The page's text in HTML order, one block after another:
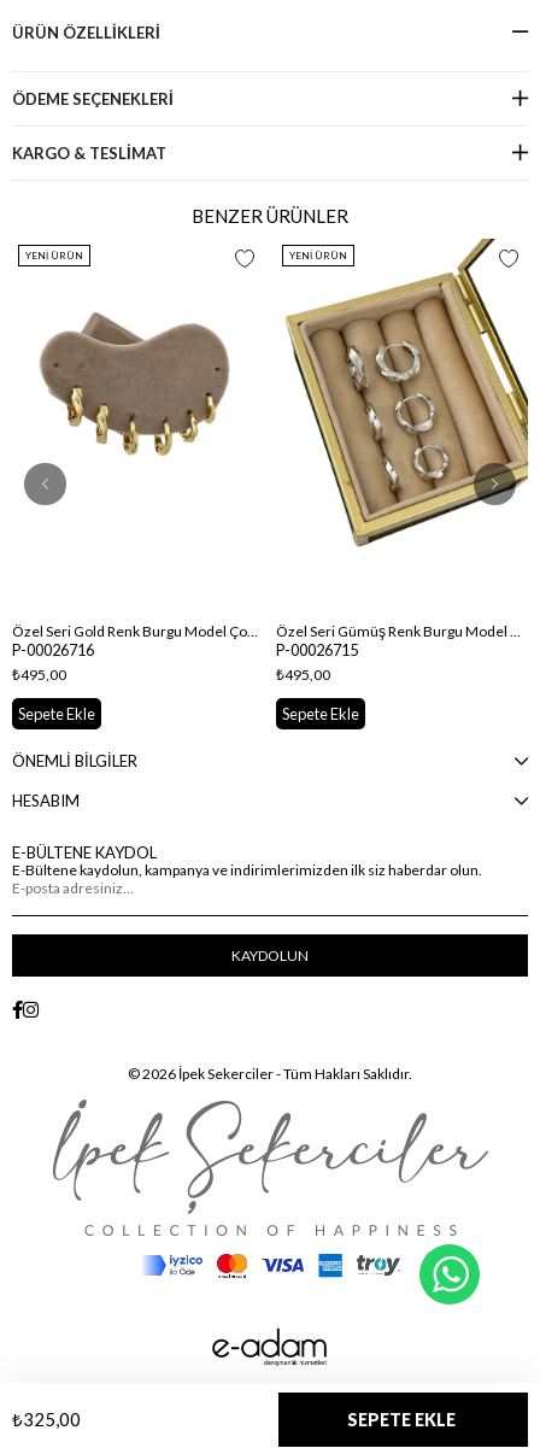
ÜRÜN ÖZELLIKLERI
ÖDEME SEÇENEKLERI
KARGO & TESLİMAT
BENZER ÜRÜNLER
Özel Seri Gold Renk Burgu Model Çoklu Set Halka Küpe
P-00026716
₺495,00
Sepete Ekle
YENI ÜRÜN
Özel Seri Gümüş Renk Burgu Model Çoklu Set Halka Küpe
P-00026715
₺495,00
Sepete Ekle
YENI ÜRÜN
ÖNEMLİ BİLGİLER
HESABIM
E-BÜLTENE KAYDOL
E-Bültene kaydolun, kampanya ve indirimlerimizden ilk siz haberdar olun.
KAYDOLUN
© 2026 İpek Sekerciler - Tüm Hakları Saklıdır.
₺325,00